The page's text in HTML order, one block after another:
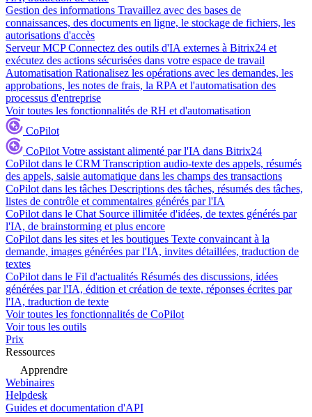
Gestion des informations Travaillez avec des bases de
connaissances, des documents en ligne, le stockage de fichiers, les
autorisations d'accès
Serveur MCP Connectez des outils d'IA externes à Bitrix24 et
exécutez des actions sécurisées dans votre espace de travail
Automatisation Rationalisez les opérations avec les demandes, les
approbations, les notes de frais, la RPA et l'automatisation des
processus d'entreprise
Voir toutes les fonctionnalités de RH et d'automatisation
CoPilot
CoPilot Votre assistant alimenté par l'IA dans Bitrix24
CoPilot dans le CRM Transcription audio-texte des appels, résumés
des appels, saisie automatique dans les champs des transactions
CoPilot dans les tâches Descriptions des tâches, résumés des tâches,
listes de contrôle et commentaires générés par l'IA
CoPilot dans le Chat Source illimitée d'idées, de textes générés par
l'IA, de brainstorming et plus encore
CoPilot dans les sites et les boutiques Texte convaincant à la
demande, images générées par l'IA, invites détaillées, traduction de
textes
CoPilot dans le Fil d'actualités Résumés des discussions, idées
générées par l'IA, édition et création de texte, réponses écrites par
l'IA, traduction de texte
Voir toutes les fonctionnalités de CoPilot
Voir tous les outils
Prix
Ressources
Apprendre
Webinaires
Helpdesk
Guides et documentation d'API